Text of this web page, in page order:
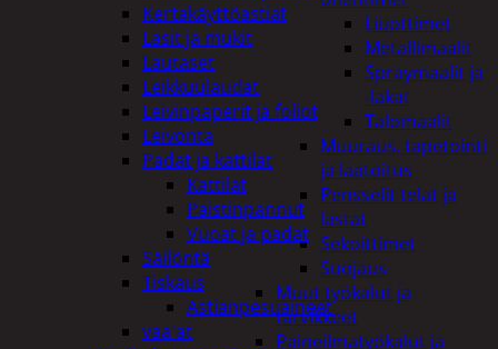
Liuottimet
Metallimaalit
Spraymaalit ja
-lakat
Talomaalit
Muuraus, tapetointi
ja laatoitus
Pensselit telat ja
lastat
Sekoittimet
Suojaus
Muut työkalut ja
tarvikkeet
Paineilmatyökalut ja
Kertakäyttöastiat
Lasit ja mukit
Lautaset
Leikkuulaudat
Leivinpaperit ja foliot
Leivonta
Padat ja kattilat
Kattilat
Paistinpannut
Vuoat ja padat
Säilöntä
Tiskaus
Astianpesuaineet
vaa'at